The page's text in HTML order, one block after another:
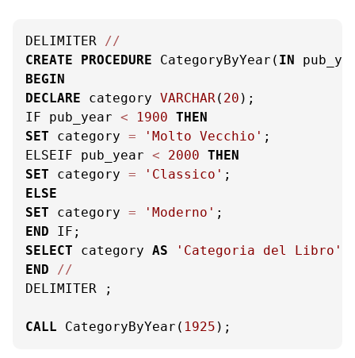
DELIMITER //
CREATE
PROCEDURE CategoryByYear( IN
BEGIN
DECLARE category VARCHAR( 20 );
IF pub_year < 1900 THEN
SET category = 'Molto Vecchio' ;
ELSEIF pub_year < 2000 THEN
SET category = 'Classico'
ELSE
SET category = 'Moderno'
END
SELECT category AS 'Categoria del Libro'
END
//
DELIMITER ;
CALL CategoryByYear( 1925 );